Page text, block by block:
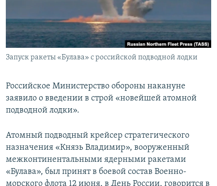
КРЫМ.НЕПОКОРЕННЫЙ
ELIFBE
УКРАИНСКАЯ ПРОБЛЕМА КРЫМА
Запуск ракеты «Булава» с российской подводной лодки
Российское Министерство обороны накануне
заявило о введении в строй «новейшей атомной
подводной лодки».
Атомный подводный крейсер стратегического
назначения «Князь Владимир», вооруженный
межконтинентальными ядерными ракетами
«Булава», был принят в боевой состав Военно-
морского флота 12 июня, в День России, говорится в